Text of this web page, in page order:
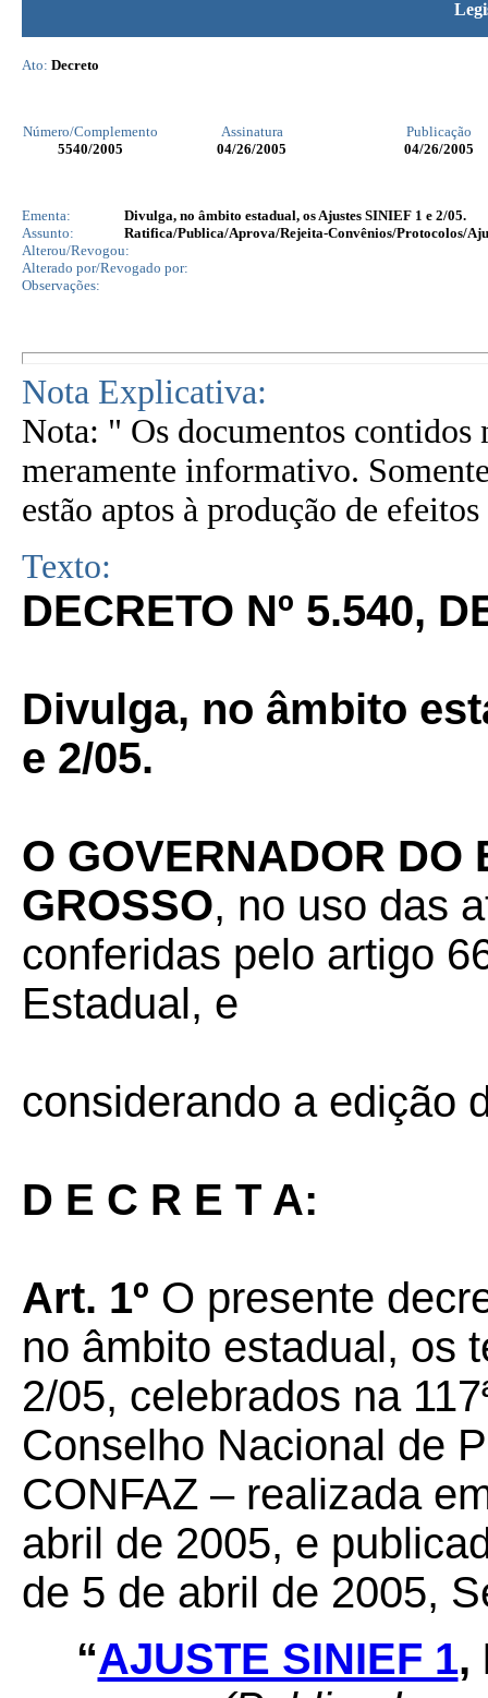
Ato: Decreto
Número/Complemento Assinatura
Publicação
5540/2005 04/26/2005 04/26/2005
Ementa:
Divulga, no âmbito estadual, os Ajustes SINIEF 1 e 2/05.
Assunto:
Ratifica/Publica/Aprova/Rejeita-Convênios/Protocolos/
Alterou/Revogou:
Alterado por/Revogado por:
Observações:
Nota Explicativa:
Nota: " Os documentos contidos
meramente informativo.
estão aptos à produção de
Texto:
DECRETO Nº 5.540,
Divulga, no âmbito
e 2/05.
O GOVERNADOR DO
GROSSO, no uso das
conferidas pelo artigo
Estadual, e
considerando a edição
D E C R E T A:
Art. 1º O presente
no âmbito estadual, os
2/05, celebrados na
Conselho Nacional de
CONFAZ – realizada
abril de 2005, e
de 5 de abril de 2005,
“AJUSTE SINIEF 1,